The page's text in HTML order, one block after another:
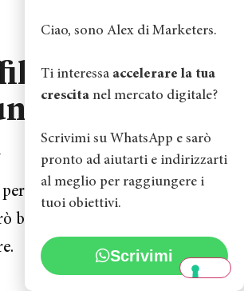
Marketer
buona
guadagnare con l’affiliate
bisogno di un’offerta affiliate
Ciao, sono Alex di Marketers.
Ti interessa accelerare la tua
crescita nel mercato digitale?
Scrivimi su WhatsApp e sarò
pronto ad aiutarti e indirizzarti
al meglio per raggiungere i
tuoi obiettivi.
Scrivimi